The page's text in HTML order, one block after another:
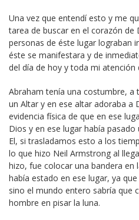
Una vez que entendí esto y me
tarea de buscar en el corazón de
personas de éste lugar lograban
éste se manifestara y de
del día de hoy y toda mi atención
Abraham tenía una costumbre, a
un Altar y en ese altar adoraba a
evidencia física de que en ese
Dios y en ese lugar había
El, si trasladamos esto a los
lo que hizo Neil Armstrong al
hizo, fue colocar una bandera en
había estado en ese lugar, ya
sino el mundo entero sabría que
hombre en pisar la luna.